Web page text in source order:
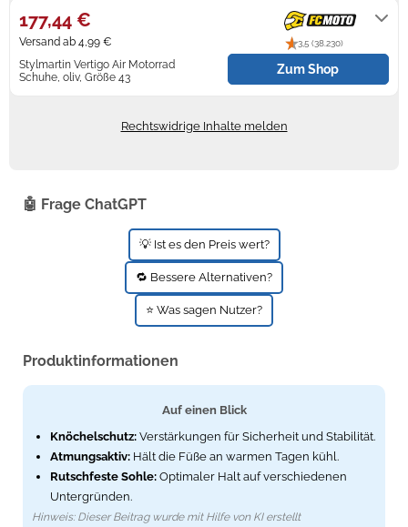
Zündkerzen
Ölfilter
Navi Taschen
Navi-Zubehör
Winterreifen
Stylmartin Vertigo Air Motorrad
Schuhe, oliv, Größe 43
3,5 (38.230)
177,44 €
Versand ab 4,99 €
Zum Shop
Rechtswidrige Inhalte melden
🤖 Frage ChatGPT
💡 Ist es den Preis wert?
🔁 Bessere Alternativen?
⭐ Was sagen Nutzer?
Produktinformationen
Auf einen Blick
Knöchelschutz: Verstärkungen für Sicherheit und Stabilität.
Atmungsaktiv: Hält die Füße an warmen Tagen kühl.
Rutschfeste Sohle: Optimaler Halt auf verschiedenen
Untergründen.
Hinweis: Dieser Beitrag wurde mit Hilfe von KI erstellt